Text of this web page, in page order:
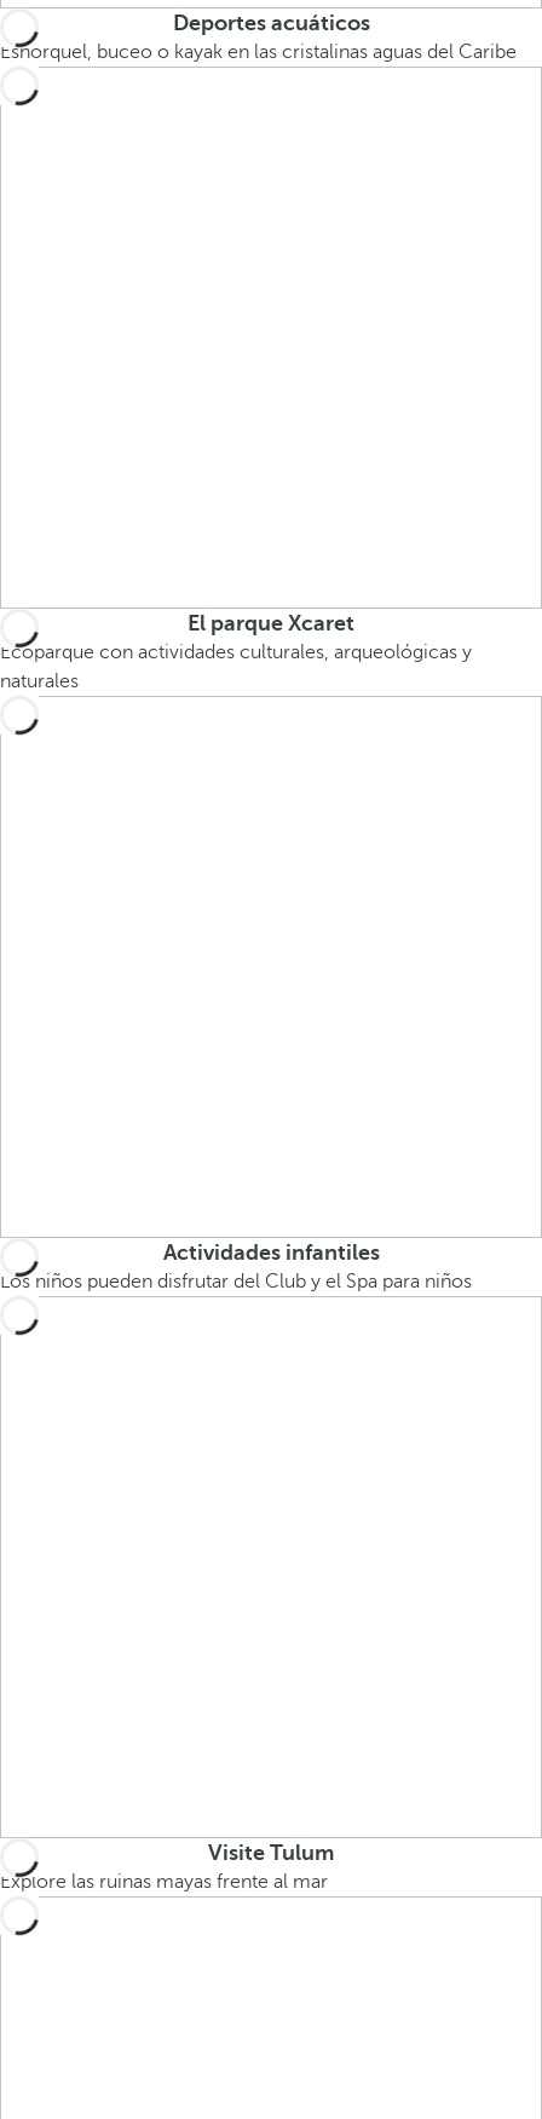
Deportes acuáticos
Esnórquel, buceo o kayak en las cristalinas aguas del Caribe
El parque Xcaret
Ecoparque con actividades culturales, arqueológicas y
naturales
Actividades infantiles
Los niños pueden disfrutar del Club y el Spa para niños
Visite Tulum
Explore las ruinas mayas frente al mar